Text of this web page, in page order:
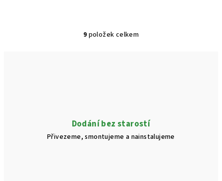
O
í
p
r
9 položek celkem
Dodání bez starostí
Přivezeme, smontujeme a nainstalujeme